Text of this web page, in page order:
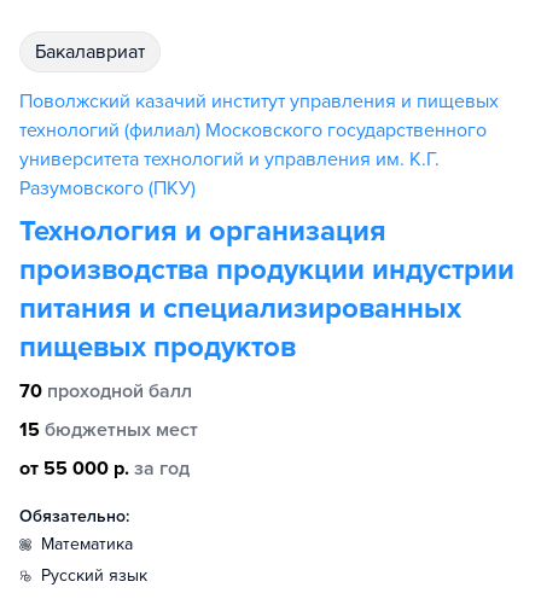
бакалавриат
Поволжский казачий институт управления и пищевых
технологий (филиал) Московского государственного
университета технологий и управления им. К.Г.
Разумовского (ПКУ)
Технология и организация
производства продукции индустрии
питания и специализированных
пищевых продуктов
70 проходной балл
15 бюджетных мест
от 55 000 р. за год
Обязательно:
математика
русский язык